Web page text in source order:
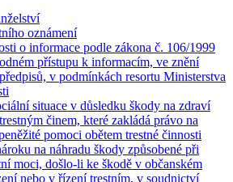
oznámení
o informace podle zákona č. 106/1999
přístupu k informacím, ve znění
v podmínkách resortu Ministerstva
situace v důsledku škody na zdraví
činem, které zakládá právo na
pomoci obětem trestné činnosti
na náhradu škody způsobené při
moci, došlo-li ke škodě v občanském
nebo v řízení trestním, v soudnictví